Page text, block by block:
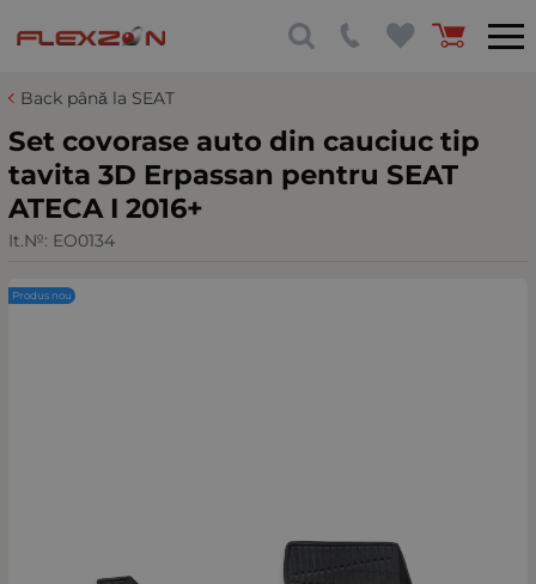
Back până la SEAT
Set covorase auto din cauciuc tip
tavita 3D Erpassan pentru SEAT
ATECA I 2016+
It.№: EO0134
Produs nou